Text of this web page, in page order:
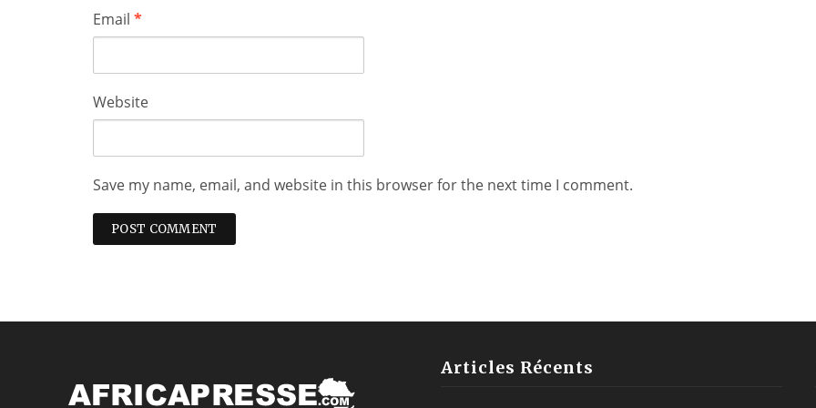
Email *
Website
Save my name, email, and website in this browser for the next time I comment.
Articles Récents